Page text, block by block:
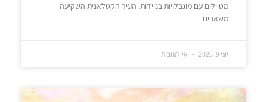
מטיילים עם מוגבלויות בניידות. העיר הקטלאנית השקיעה
משאבים
אין תגובות